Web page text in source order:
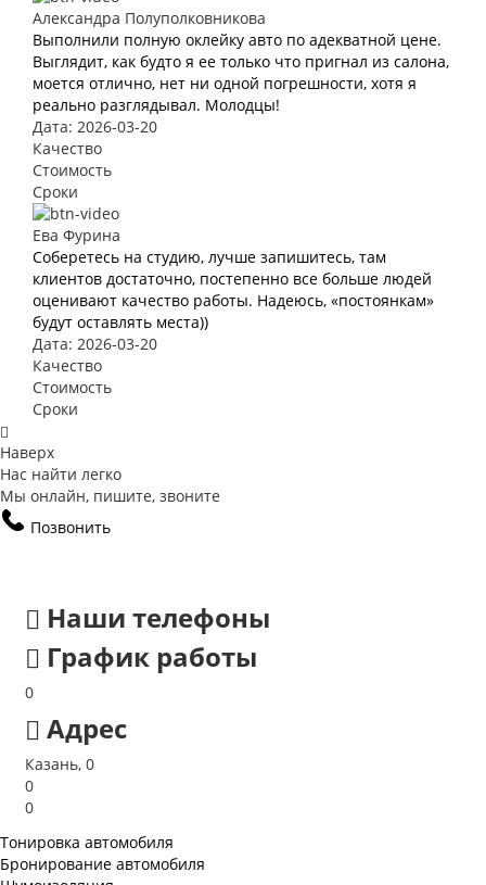
Александра Полуполковникова
Выполнили полную оклейку авто по адекватной цене.
Выглядит, как будто я ее только что пригнал из салона,
моется отлично, нет ни одной погрешности, хотя я
реально разглядывал. Молодцы!
Дата: 2026-03-20
Качество
Стоимость
Сроки
Ева Фурина
Соберетесь на студию, лучше запишитесь, там
клиентов достаточно, постепенно все больше людей
оценивают качество работы. Надеюсь, «постоянкам»
будут оставлять места))
Дата: 2026-03-20
Качество
Стоимость
Сроки
Наверх
Нас найти легко
Мы онлайн, пишите, звоните
Позвонить
Наши телефоны
График работы
0
Адрес
Казань, 0
0
0
Тонировка автомобиля
Бронирование автомобиля